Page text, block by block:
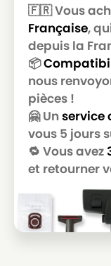
🇫🇷 Vous
Française,
depuis la
📦
nous
pièces !
🤗 Un service
vous 5 jours
🔁 Vous avez
et retourner